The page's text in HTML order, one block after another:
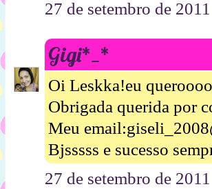
27 de setembro de
Gigi*_*
Oi Leskka!eu
Obrigada querida por
Meu
Bjsssss e sucesso
27 de setembro de